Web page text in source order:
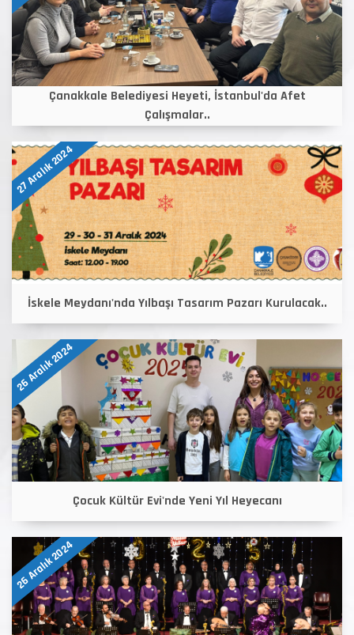
Çanakkale Belediyesi Heyeti, İstanbul'da Afet
Çalışmalar..
27 Aralık 2024
İskele Meydanı'nda Yılbaşı Tasarım Pazarı Kurulacak..
26 Aralık 2024
Çocuk Kültür Evi'nde Yeni Yıl Heyecanı
26 Aralık 2024